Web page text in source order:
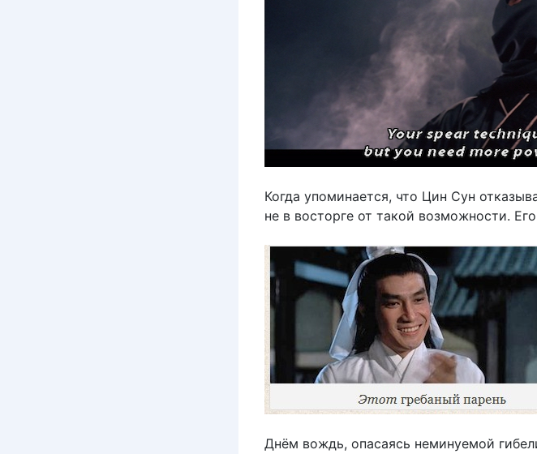
Когда упоминается, что Цин Сун
не в восторге от такой возможности.
Днём вождь, опасаясь неминуемой